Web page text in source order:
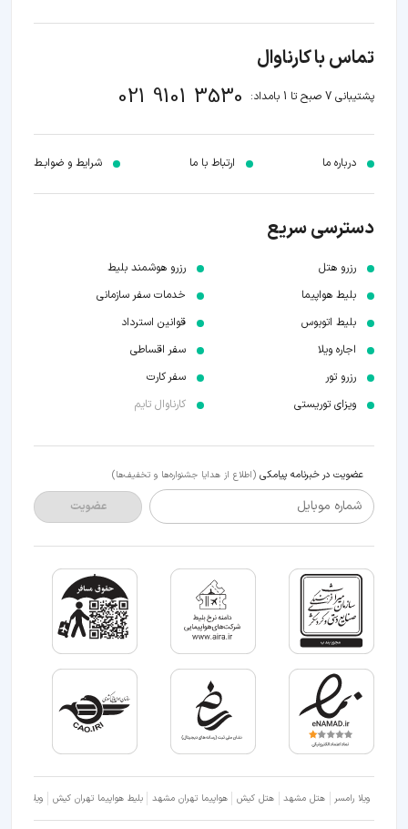
تماس با کارناوال
پشتیبانی 7 صبح تا 1 بامداد: 021 9101 3530
درباره ما ارتباط با ما شرایط و ضوابـط
دسترسی سریع
رزرو هتل
بلیط هواپیما
بلیط اتوبوس
اجاره ویلا
رزرو تور
ویزای توریستی
رزرو هوشمند بلیط
خدمات سفر سازمانی
قوانین استرداد
سفر اقساطی
سفر کارت
کارناوال تایم
عضویت در خبرنامه پیامکی (اطلاع از هدایا جشنواره‌ها و تخفیف‌ها)
شماره موبایل عضویت
ویلا رامسر هتل مشهد هتل کیش هواپیما تهران مشهد بلیط هواپیما تهران کیش ویلا شمال